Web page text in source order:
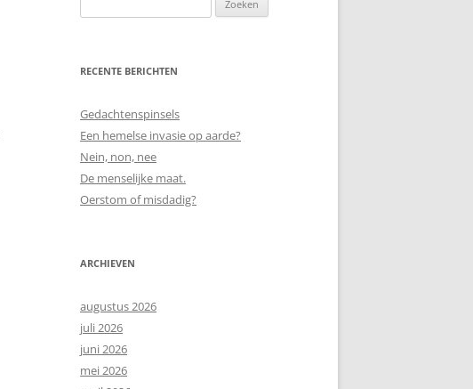
naar:
RECENTE BERICHTEN
Gedachtenspinsels
Een hemelse invasie op aarde?
Nein, non, nee
De menselijke maat.
Oerstom of misdadig?
ARCHIEVEN
augustus 2026
juli 2026
juni 2026
mei 2026